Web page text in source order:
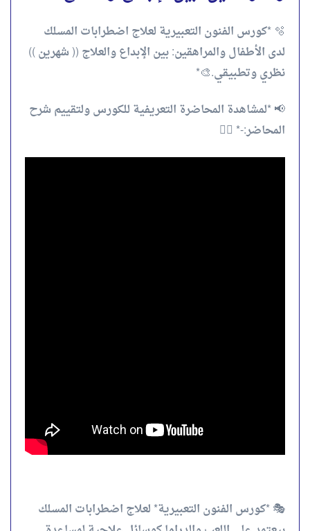
🫧 *كورس الفنون التعبيرية لعلاج اضطرابات المسلك
لدى الأطفال والمراهقين: بين الإبداع والعلاج (( شهرين ))
نظري وتطبيقي.🎨*
📢 *لمشاهدة المحاضرة التعريفية للكورس ولتقييم شرح
المحاضر:-* 👇🏻
🎭 *كورس الفنون التعبيرية* لعلاج اضطرابات المسلك